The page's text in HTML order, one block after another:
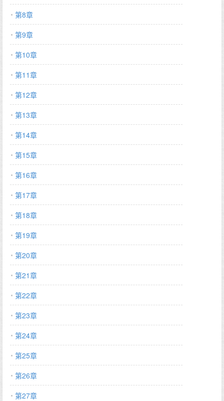
第8章
第9章
第10章
第11章
第12章
第13章
第14章
第15章
第16章
第17章
第18章
第19章
第20章
第21章
第22章
第23章
第24章
第25章
第26章
第27章